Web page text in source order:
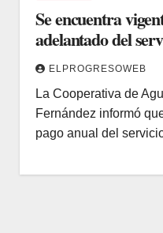
Se encuentra
adelantado del
ELPROGRESOWEB
La Cooperativa de
Fernández informó
pago anual del